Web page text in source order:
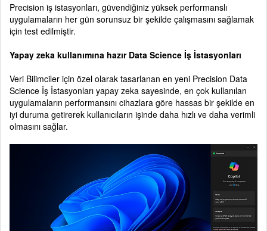
Precision iş istasyonları, güvendiğiniz yüksek performanslı
uygulamaların her gün sorunsuz bir şekilde çalışmasını sağlamak
için test edilmiştir.
Yapay zeka kullanımına hazır Data Science İş İstasyonları
Veri Bilimciler için özel olarak tasarlanan en yeni Precision Data
Science İş İstasyonları yapay zeka sayesinde, en çok kullanılan
uygulamaların performansını cihazlara göre hassas bir şekilde en
iyi duruma getirerek kullanıcıların işinde daha hızlı ve daha verimli
olmasını sağlar.